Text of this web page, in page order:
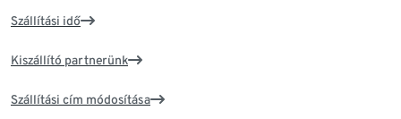
Szállítási idő
Kiszállító partnerünk
Szállítási cím módosítása